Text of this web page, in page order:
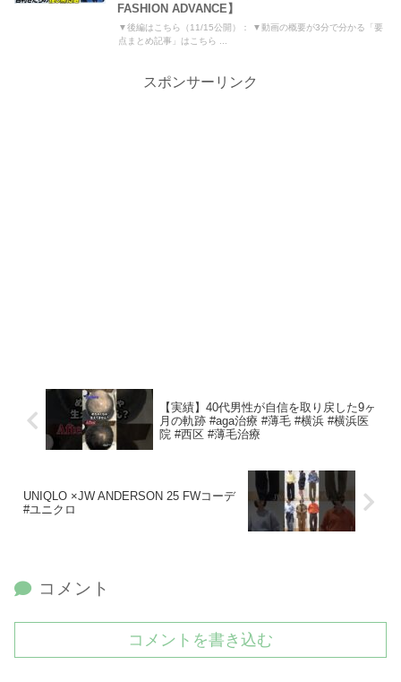
FASHION ADVANCE】
▼後編はこちら（11/15公開）： ▼動画の概要が3分で分かる「要
点まとめ記事」はこちら ...
スポンサーリンク
【実績】40代男性が自信を取り戻した9ヶ
月の軌跡 #aga治療 #薄毛 #横浜 #横浜医
院 #西区 #薄毛治療
UNIQLO ×JW ANDERSON 25 FWコーデ
#ユニクロ
コメント
コメントを書き込む